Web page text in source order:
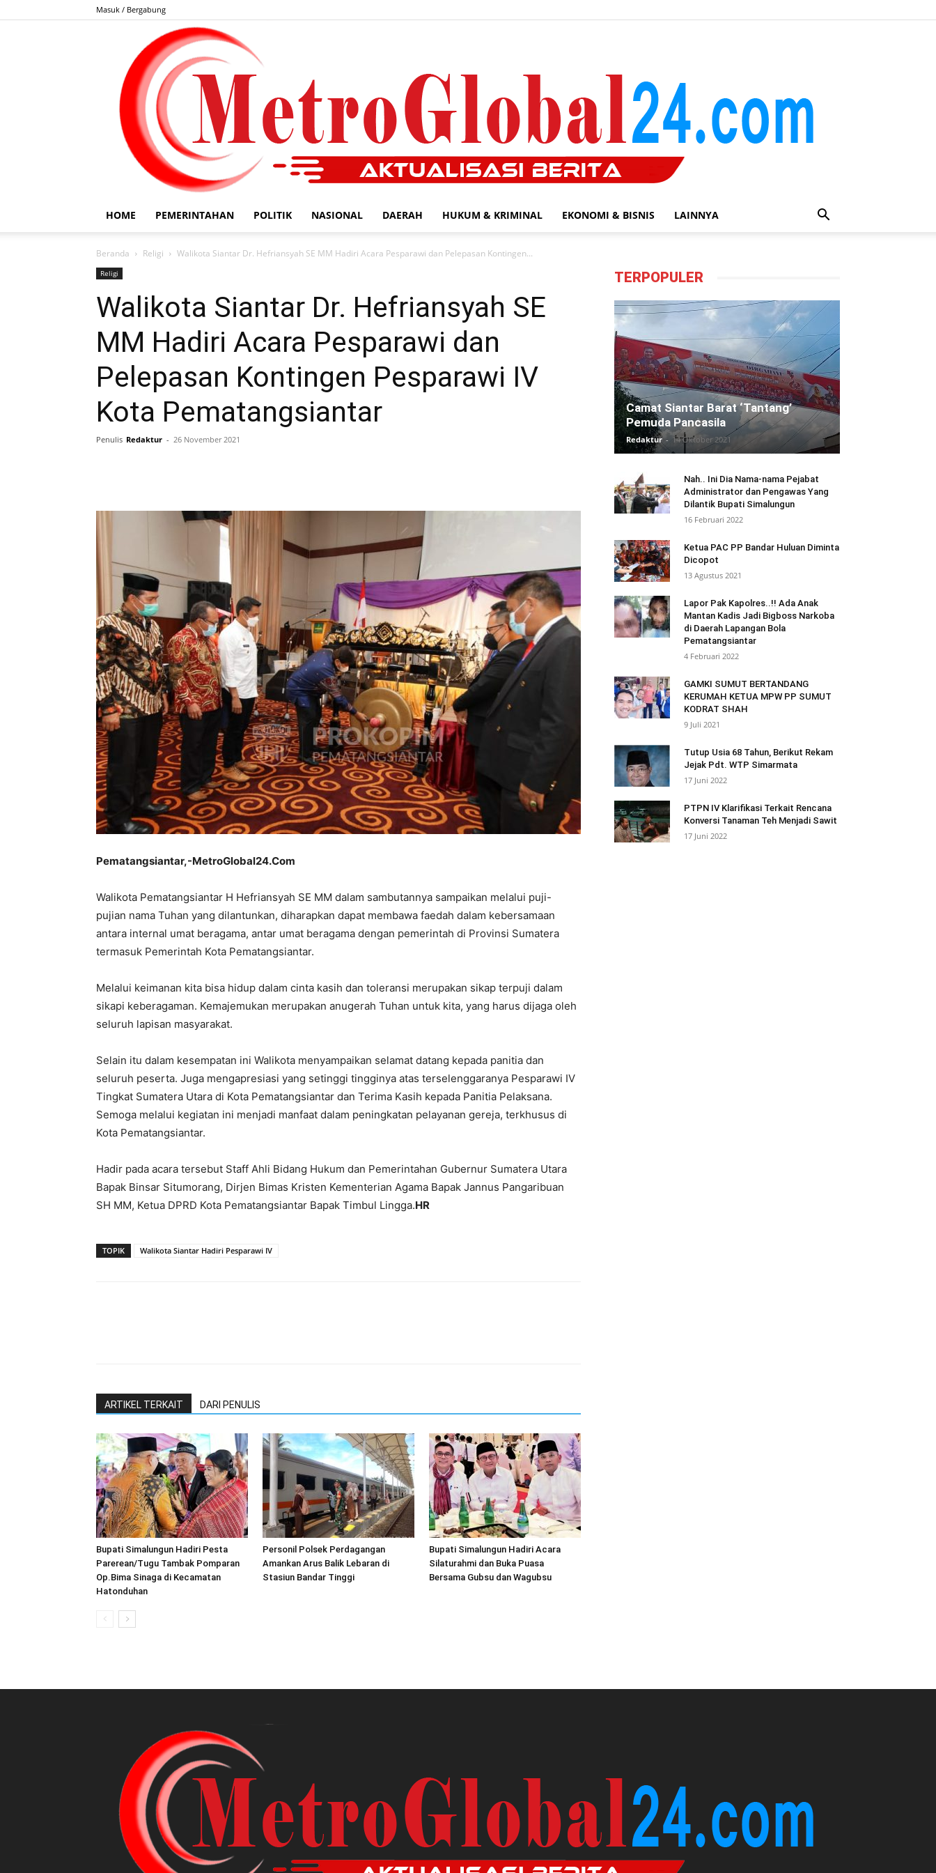
Masuk / Bergabung
HOME PEMERINTAHAN POLITIK NASIONAL DAERAH HUKUM & KRIMINAL EKONOMI & BISNIS LAINNYA
Beranda Religi Walikota Siantar Dr. Hefriansyah SE MM Hadiri Acara Pesparawi dan Pelepasan Kontingen...
Religi
Walikota Siantar Dr. Hefriansyah SE
MM Hadiri Acara Pesparawi dan
Pelepasan Kontingen Pesparawi IV
Kota Pematangsiantar
Penulis Redaktur - 26 November 2021
Pematangsiantar,-MetroGlobal24.Com
Walikota Pematangsiantar H Hefriansyah SE MM dalam sambutannya sampaikan melalui puji-
pujian nama Tuhan yang dilantunkan, diharapkan dapat membawa faedah dalam kebersamaan
antara internal umat beragama, antar umat beragama dengan pemerintah di Provinsi Sumatera
termasuk Pemerintah Kota Pematangsiantar.
Melalui keimanan kita bisa hidup dalam cinta kasih dan toleransi merupakan sikap terpuji dalam
sikapi keberagaman. Kemajemukan merupakan anugerah Tuhan untuk kita, yang harus dijaga oleh
seluruh lapisan masyarakat.
Selain itu dalam kesempatan ini Walikota menyampaikan selamat datang kepada panitia dan
seluruh peserta. Juga mengapresiasi yang setinggi tingginya atas terselenggaranya Pesparawi IV
Tingkat Sumatera Utara di Kota Pematangsiantar dan Terima Kasih kepada Panitia Pelaksana.
Semoga melalui kegiatan ini menjadi manfaat dalam peningkatan pelayanan gereja, terkhusus di
Kota Pematangsiantar.
Hadir pada acara tersebut Staff Ahli Bidang Hukum dan Pemerintahan Gubernur Sumatera Utara
Bapak Binsar Situmorang, Dirjen Bimas Kristen Kementerian Agama Bapak Jannus Pangaribuan
SH MM, Ketua DPRD Kota Pematangsiantar Bapak Timbul Lingga.HR
TOPIK Walikota Siantar Hadiri Pesparawi IV
ARTIKEL TERKAIT DARI PENULIS
Bupati Simalungun Hadiri Pesta
Parerean/Tugu Tambak Pomparan
Op.Bima Sinaga di Kecamatan
Hatonduhan
Personil Polsek Perdagangan
Amankan Arus Balik Lebaran di
Stasiun Bandar Tinggi
Bupati Simalungun Hadiri Acara
Silaturahmi dan Buka Puasa
Bersama Gubsu dan Wagubsu
TERPOPULER
Camat Siantar Barat ‘Tantang’
Pemuda Pancasila
Redaktur - 14 Oktober 2021
Nah.. Ini Dia Nama-nama Pejabat
Administrator dan Pengawas Yang
Dilantik Bupati Simalungun
16 Februari 2022
Ketua PAC PP Bandar Huluan Diminta
Dicopot
13 Agustus 2021
Lapor Pak Kapolres..!! Ada Anak
Mantan Kadis Jadi Bigboss Narkoba
di Daerah Lapangan Bola
Pematangsiantar
4 Februari 2022
GAMKI SUMUT BERTANDANG
KERUMAH KETUA MPW PP SUMUT
KODRAT SHAH
9 Juli 2021
Tutup Usia 68 Tahun, Berikut Rekam
Jejak Pdt. WTP Simarmata
17 Juni 2022
PTPN IV Klarifikasi Terkait Rencana
Konversi Tanaman Teh Menjadi Sawit
17 Juni 2022